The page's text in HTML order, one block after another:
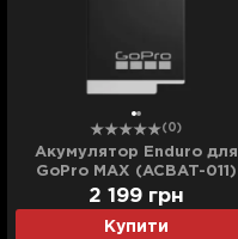
(0)
Акумулятор Enduro для
GoPro MAX (ACBAT-011)
Купити
2 199 грн